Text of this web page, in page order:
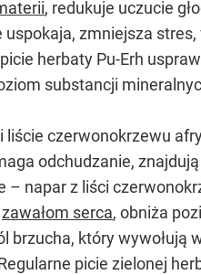
, redukuje uczucie
zmniejsza
herbaty Pu-Erh
substancji
czerwonokrzewu
odchudzanie,
– napar z liści
zawałom serca, obniża
brzucha, który wywołują
picie zielonej